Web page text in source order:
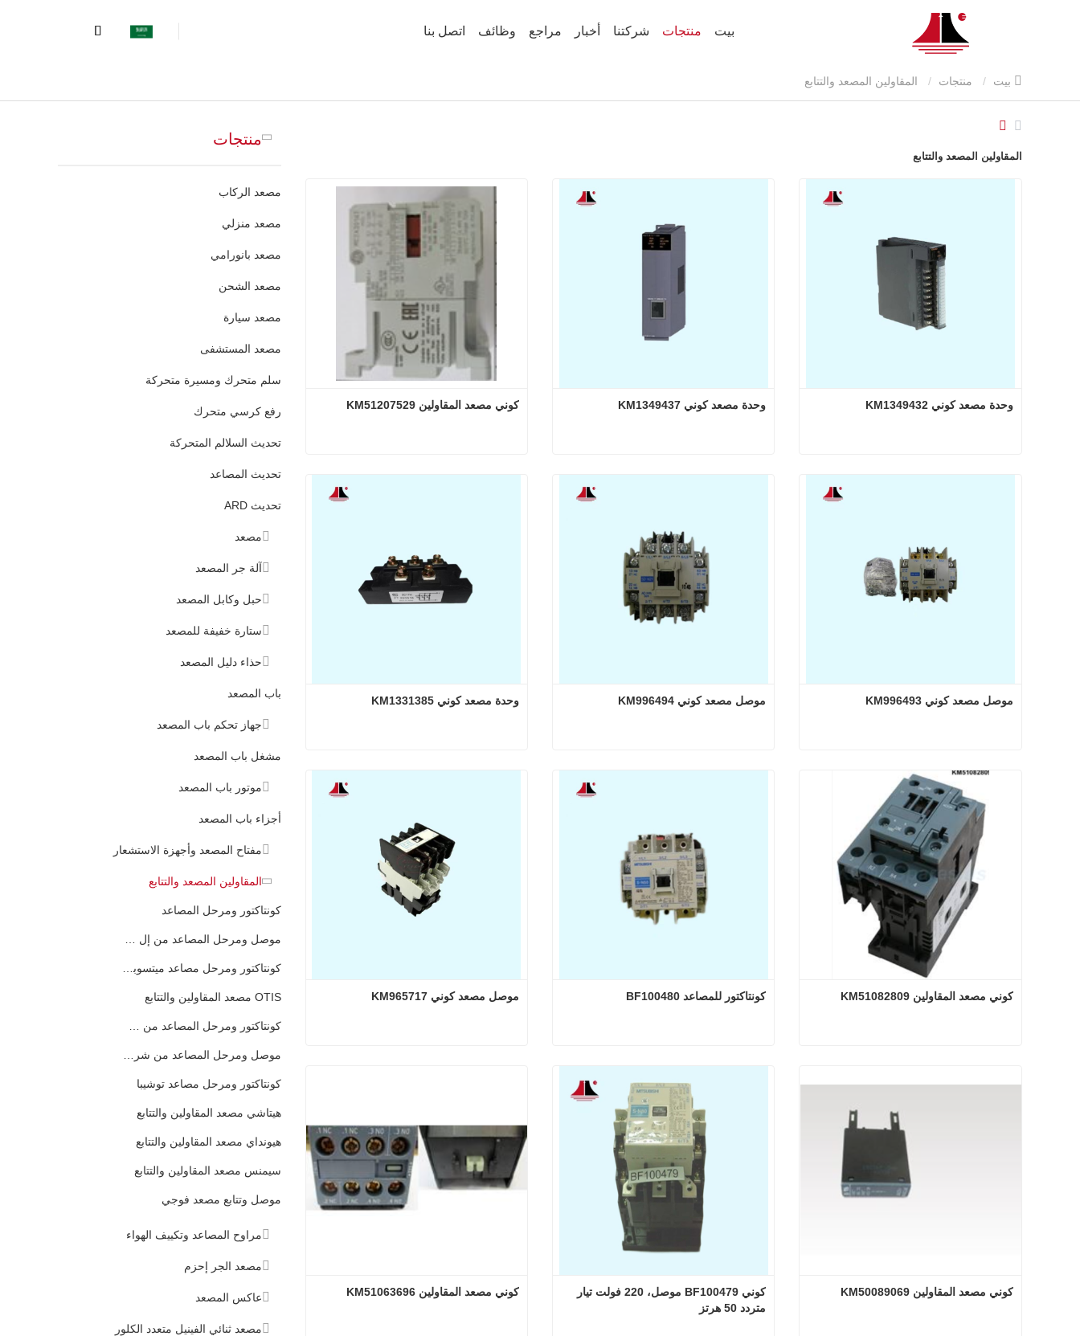
بيت منتجات شركتنا أخبار مراجع وظائف اتصل بنا
منتجات
منتجات
مصعد الركاب
مصعد منزلي
مصعد بانورامي
مصعد الشحن
مصعد سيارة
مصعد المستشفى
سلم متحرك ومسيرة متحركة
رفع كرسي متحرك
تحديث السلالم المتحركة
تحديث المصاعد
تحديث ARD
مصعد
آلة جر المصعد
حبل وكابل المصعد
ستارة خفيفة للمصعد
حذاء دليل المصعد
باب المصعد
جهاز تحكم باب المصعد
مشغل باب المصعد
موتور باب المصعد
أجزاء باب المصعد
مفتاح المصعد وأجهزة الاستشعار
المقاولين المصعد والتتابع
كونتاكتور ومرحل المصاعد
OTIS مصعد المقاولين والتتابع
كونتاكتور ومرحل مصاعد توشيبا
هيتاشي مصعد المقاولين والتتابع
هيونداي مصعد المقاولين والتتابع
سيمنس مصعد المقاولين والتتابع
موصل وتتابع مصعد فوجي
مراوح المصاعد وتكييف الهواء
مصعد الجر إحزم
عاكس المصعد
مصعد ثنائي الفينيل متعدد الكلور
المقاولين المصعد والتتابع
كوني مصعد المقاولين KM51207529
كوني مصعد المقاولين KM51207529
وحدة مصعد كوني KM1349437
وحدة مصعد كوني KM1349437
وحدة مصعد كوني KM1349432
وحدة مصعد كوني KM1349432
وحدة مصعد كوني KM1331385
وحدة مصعد كوني KM1331385
موصل مصعد كوني KM996494
موصل مصعد كوني KM996494
موصل مصعد كوني KM996493
موصل مصعد كوني KM996493
اتصل الآن
موصل مصعد كوني KM965717 كونتاكتور للمصاعد BF100480
كونتاكتور للمصاعد BF100480
اتصل الآن
كوني مصعد المقاولين KM51082809
اتصل الآن
كوني مصعد المقاولين KM51063696
متردد 50 هرتز
كوني مصعد المقاولين KM50089069